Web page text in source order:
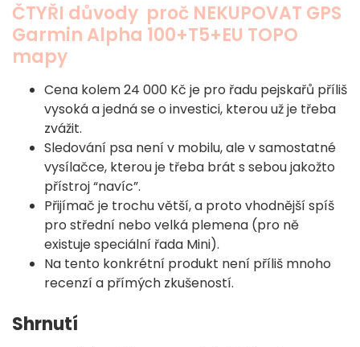
ČTYŘI důvody proč NEKUPOVAT GPS
Garmin Alpha 100+T5+EU TOPO
mapy
Cena kolem 24 000 Kč je pro řadu pejskařů příliš
vysoká a jedná se o investici, kterou už je třeba
zvážit.
Sledování psa není v mobilu, ale v samostatné
vysílačce, kterou je třeba brát s sebou jakožto
přístroj “navíc”.
Přijímač je trochu větší, a proto vhodnější spíš
pro střední nebo velká plemena (pro ně
existuje speciální řada Mini).
Na tento konkrétní produkt není příliš mnoho
recenzí a přímých zkušeností.
Shrnutí